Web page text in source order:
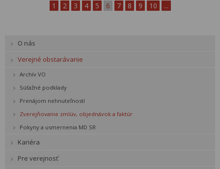
1 2 3 4 5 6 7 8 9 10 ...
O nás
Verejné obstarávanie
Archív VO
Súťažné podklady
Prenájom nehnuteľností
Zverejňovanie zmlúv, objednávok a faktúr
Pokyny a usmernenia MD SR
Kariéra
Pre verejnosť